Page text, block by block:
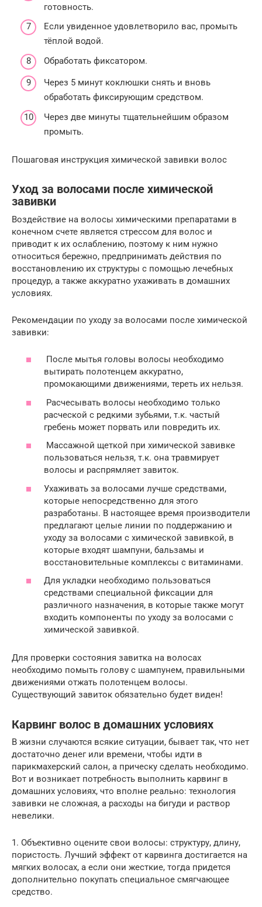
готовность.
Если увиденное удовлетворило вас, промыть
тёплой водой.
Обработать фиксатором.
Через 5 минут коклюшки снять и вновь
обработать фиксирующим средством.
Через две минуты тщательнейшим образом
промыть.
Пошаговая инструкция химической завивки волос
Уход за волосами после химической
завивки
Воздействие на волосы химическими препаратами в
конечном счете является стрессом для волос и
приводит к их ослаблению, поэтому к ним нужно
относиться бережно, предпринимать действия по
восстановлению их структуры с помощью лечебных
процедур, а также аккуратно ухаживать в домашних
условиях.
Рекомендации по уходу за волосами после химической
завивки:
После мытья головы волосы необходимо
вытирать полотенцем аккуратно,
промокающими движениями, тереть их нельзя.
Расчесывать волосы необходимо только
расческой с редкими зубьями, т.к. частый
гребень может порвать или повредить их.
Массажной щеткой при химической завивке
пользоваться нельзя, т.к. она травмирует
волосы и распрямляет завиток.
Ухаживать за волосами лучше средствами,
которые непосредственно для этого
разработаны. В настоящее время производители
предлагают целые линии по поддержанию и
уходу за волосами с химической завивкой, в
которые входят шампуни, бальзамы и
восстановительные комплексы с витаминами.
Для укладки необходимо пользоваться
средствами специальной фиксации для
различного назначения, в которые также могут
входить компоненты по уходу за волосами с
химической завивкой.
Для проверки состояния завитка на волосах
необходимо помыть голову с шампунем, правильными
движениями отжать полотенцем волосы.
Существующий завиток обязательно будет виден!
Карвинг волос в домашних условиях
В жизни случаются всякие ситуации, бывает так, что нет
достаточно денег или времени, чтобы идти в
парикмахерский салон, а прическу сделать необходимо.
Вот и возникает потребность выполнить карвинг в
домашних условиях, что вполне реально: технология
завивки не сложная, а расходы на бигуди и раствор
невелики.
1. Объективно оцените свои волосы: структуру, длину,
пористость. Лучший эффект от карвинга достигается на
мягких волосах, а если они жесткие, тогда придется
дополнительно покупать специальное смягчающее
средство.